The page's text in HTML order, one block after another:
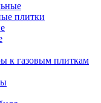
плитки
к газовым плиткам